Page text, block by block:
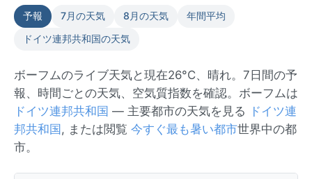
予報 7月の天気 8月の天気
年間平均
ドイツ連邦共和国の天気
ボーフムのライブ天気と現在26°C、晴れ。7日間の予
報、時間ごとの天気、空気質指数を確認。ボーフムは
ドイツ連邦共和国 — 主要都市の天気を見る
ドイツ連
邦共和国 , または閲覧 今すぐ最も暑い都市世界中の都
市。